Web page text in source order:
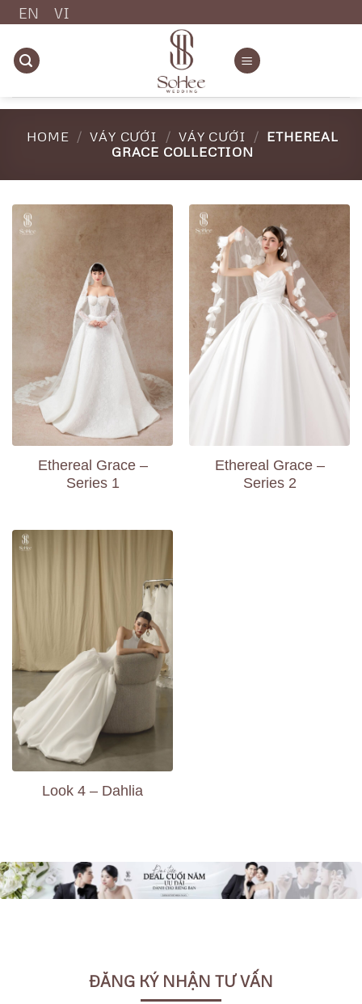
Chuyển
đến
nội
dung
EN VI
HOME / VÁY CƯỚI / VÁY CƯỚI / ETHEREAL
GRACE COLLECTION
Ethereal Grace –
Series 1
Ethereal Grace –
Series 2
Look 4 – Dahlia
ĐĂNG KÝ NHẬN TƯ VẤN